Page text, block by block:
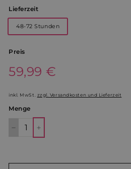
Lieferzeit
48-72 Stunden
Preis
Normaler
Preis
59,99 €
€
inkl. MwSt. zzgl. Versandkosten und Lieferzeit
Menge